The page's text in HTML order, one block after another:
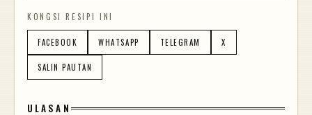
KONGSI RESIPI INI
FACEBOOK WHATSAPP TELEGRAM X
SALIN PAUTAN
ULASAN